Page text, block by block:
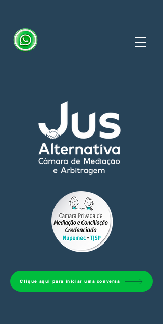
Clique aqui para iniciar uma conversa